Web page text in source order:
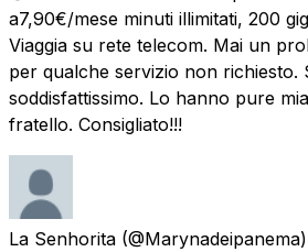
a7,90€/mese minuti illimitati, 200
Viaggia su rete telecom. Mai un
per qualche servizio non richiesto.
soddisfattissimo. Lo hanno pure
fratello. Consigliato!!!
La Senhorita